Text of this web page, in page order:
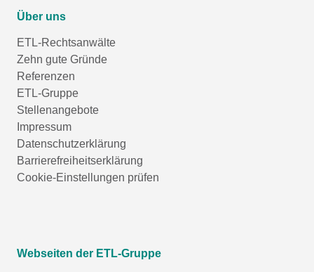
Über uns
ETL-Rechtsanwälte
Zehn gute Gründe
Referenzen
ETL-Gruppe
Stellenangebote
Impressum
Datenschutzerklärung
Barrierefreiheitserklärung
Cookie-Einstellungen prüfen
Webseiten der ETL-Gruppe